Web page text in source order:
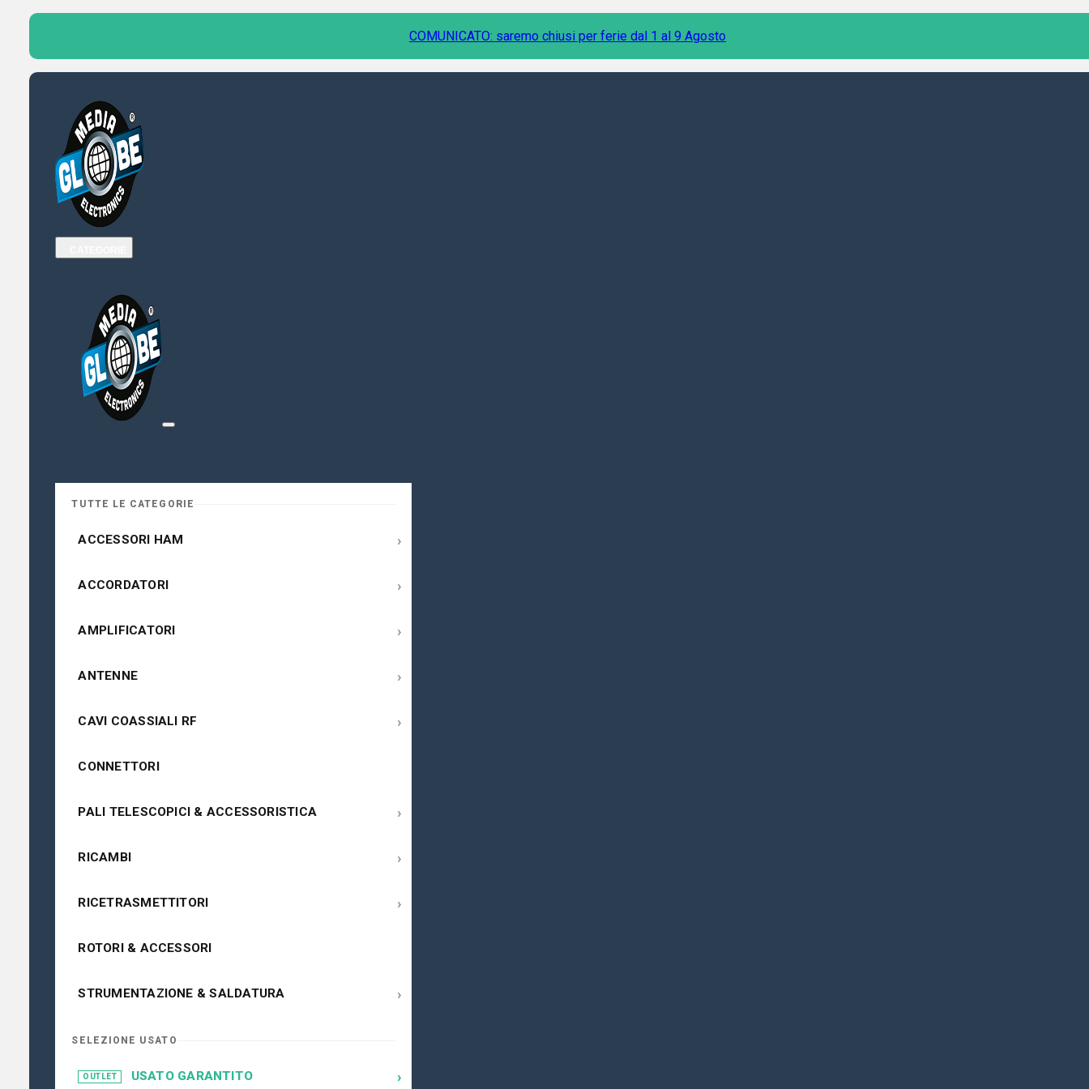
COMUNICATO: saremo chiusi per ferie dal 1 al 9 Agosto
TUTTE LE CATEGORIE
ACCESSORI HAM ›
ACCORDATORI ›
AMPLIFICATORI ›
ANTENNE ›
CAVI COASSIALI RF ›
CONNETTORI
PALI TELESCOPICI & ACCESSORISTICA ›
RICAMBI ›
RICETRASMETTITORI ›
ROTORI & ACCESSORI
STRUMENTAZIONE & SALDATURA ›
SELEZIONE USATO
OUTLET USATO GARANTITO ›